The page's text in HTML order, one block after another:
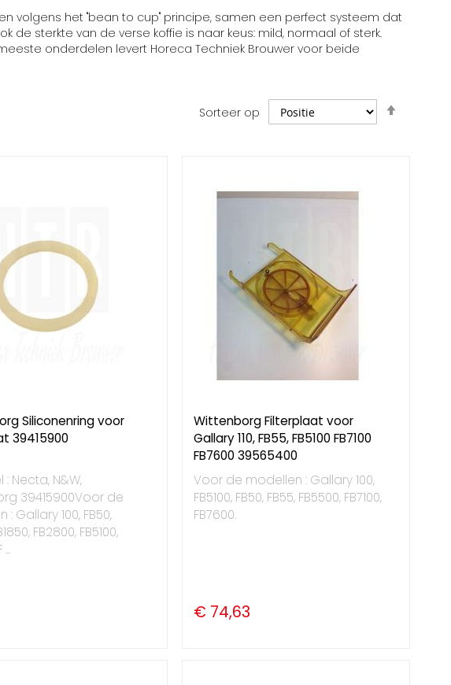
volgens het "bean to cup" principe, samen een perfect systeem dat
sterkte van de verse koffie is naar keus: mild, normaal of sterk.
onderdelen levert Horeca Techniek Brouwer voor beide
Sorteer op
Siliconenring voor
39415900
: Necta, N&W,
39415900Voor de
: Gallary 100, FB50,
FB2800, FB5100,
Wittenborg Filterplaat voor
Gallary 110, FB55, FB5100 FB7100
FB7600 39565400
Voor de modellen : Gallary 100,
FB5100, FB50, FB55, FB5500, FB7100,
FB7600.
€ 74,63